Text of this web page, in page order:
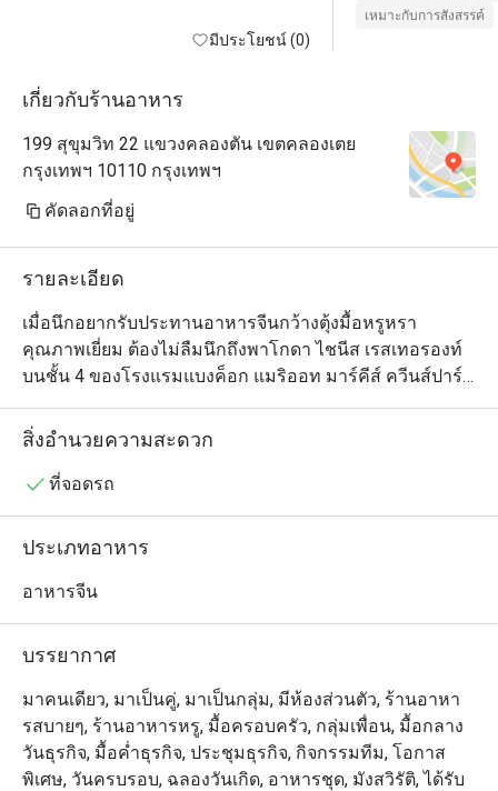
มีประโยชน์ (0)
and serve are
เหมาะกับการสังสรรค์
เกี่ยวกับร้านอาหาร
199 สุขุมวิท 22 แขวงคลองตัน เขตคลองเตย
กรุงเทพฯ 10110 กรุงเทพฯ
คัดลอกที่อยู่
รายละเอียด
เมื่อนึกอยากรับประทานอาหารจีนกว้างตุ้งมื้อหรูหรา
คุณภาพเยี่ยม ต้องไม่ลืมนึกถึงพาโกดา ไชนีส เรสเทอรองท์
บนชั้น 4 ของโรงแรมแบงค็อก แมริออท มาร์คีส์ ควีนส์ปาร์ค
ตัวร้านเป็นห้องโถงโอ่อ่าสวยงามตกแต่งในสไตล์จีนร่วมสมัย
ประกอบด้วยโต๊ะกลมทั้งขนาดเล็กและใหญ่ อีกทั้งยังมีห้อง
หวัง เมนูของที่นี่ดูแลโดยทีมเชฟมากประสบการณ์ชาวจีน
จนถึงเป็ดปักกิ่งและอีกสารพัดจานซิกเนเจอร์สไตล์กวางตุ้ง
ขอทาน ซึ่งเป็นไก่ทั้งตัวหมักเครื่องเทศยัดไส้ในหมั่นโถวและ
สิ่งอำนวยความสะดวก
ที่จอดรถ
ประเภทอาหาร
อาหารจีน
บรรยากาศ
มาคนเดียว, มาเป็นคู่, มาเป็นกลุ่ม, มีห้องส่วนตัว, ร้านอาหา
รสบายๆ, ร้านอาหารหรู, มื้อครอบครัว, กลุ่มเพื่อน, มื้อกลาง
วันธุรกิจ, มื้อค่ำธุรกิจ, ประชุมธุรกิจ, กิจกรรมทีม, โอกาส
พิเศษ, วันครบรอบ, ฉลองวันเกิด, อาหารชุด, มังสวิรัติ, ได้รับ